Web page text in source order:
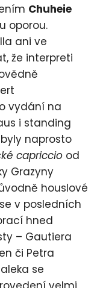
Chuheie
oporou.
ani ve
že interpreti
vydání na
i standing
naprosto
capriccio od
Grazyny
houslové
v posledních
hned
– Gautiera
či Petra
se